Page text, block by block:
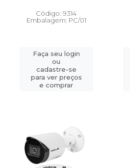
Código: 9314
Embalagem: PC/01
Faça seu login
ou
cadastre-se
para ver preços
e comprar